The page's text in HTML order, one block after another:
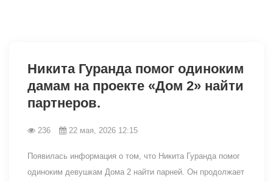
Никита Гуранда помог одиноким
дамам на проекте «Дом 2» найти
партнеров.
236 22 мая, 2026 12:15
Появилась информация о том, что Никита Гуранда помог
одиноким девушкам Дома 2 найти парней. Он продолжает